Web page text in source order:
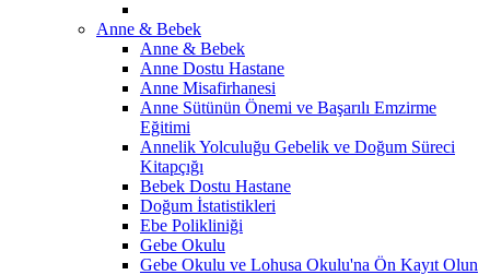
Anne & Bebek
Anne & Bebek
Anne Dostu Hastane
Anne Misafirhanesi
Anne Sütünün Önemi ve Başarılı Emzirme
Eğitimi
Annelik Yolculuğu Gebelik ve Doğum Süreci
Kitapçığı
Bebek Dostu Hastane
Doğum İstatistikleri
Ebe Polikliniği
Gebe Okulu
Gebe Okulu ve Lohusa Okulu'na Ön Kayıt Olun